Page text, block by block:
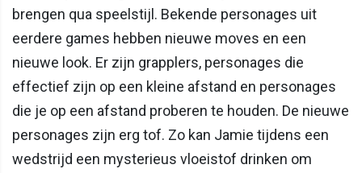
brengen qua speelstijl. Bekende personages uit
eerdere games hebben nieuwe moves en een
nieuwe look. Er zijn grapplers, personages die
effectief zijn op een kleine afstand en personages
die je op een afstand proberen te houden. De nieuwe
personages zijn erg tof. Zo kan Jamie tijdens een
wedstrijd een mysterieus vloeistof drinken om